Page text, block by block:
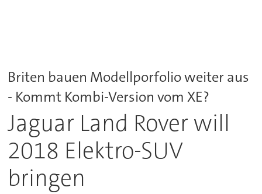
Briten bauen Modellporfolio weiter aus
- Kommt Kombi-Version vom XE?
Jaguar Land Rover will
2018 Elektro-SUV
bringen